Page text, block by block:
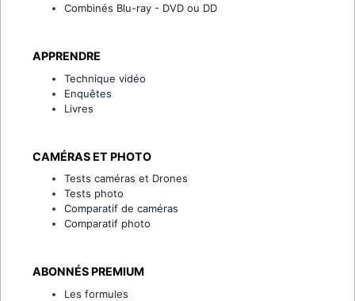
Combinés Blu-ray - DVD ou DD
APPRENDRE
Technique vidéo
Enquêtes
Livres
CAMÉRAS ET PHOTO
Tests caméras et Drones
Tests photo
Comparatif de caméras
Comparatif photo
ABONNÉS PREMIUM
Les formules